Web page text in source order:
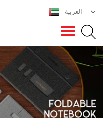
العربية